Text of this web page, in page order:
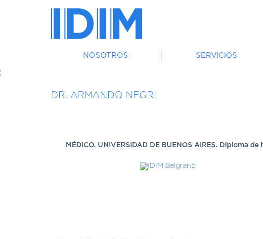
NOSOTROS SERVICIOS
DR. ARMANDO NEGRI
MÉDICO. UNIVERSIDAD DE BUENOS AIRES. Diploma de